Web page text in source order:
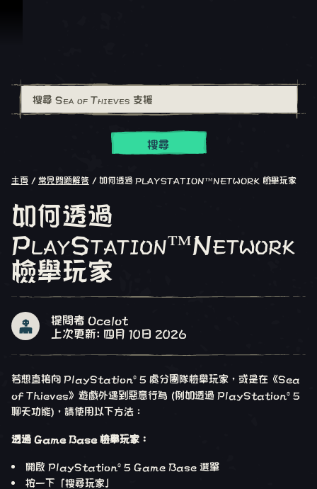
搜尋
主頁 常見問題解答 如何透過 PLAYSTATION™NETWORK 檢舉玩家
如何透過
PlayStation™Network
檢舉玩家
提問者 Ocelot
上次更新: 四月 10日 2026
若想直接向 PlayStation®5 處分團隊檢舉玩家，或是在《Sea
of Thieves》遊戲外遇到惡意行為 (例如透過 PlayStation®5
聊天功能)，請使用以下方法：
透過 Game Base 檢舉玩家：
開啟 PlayStation®5 Game Base 選單
按一下「搜尋玩家」